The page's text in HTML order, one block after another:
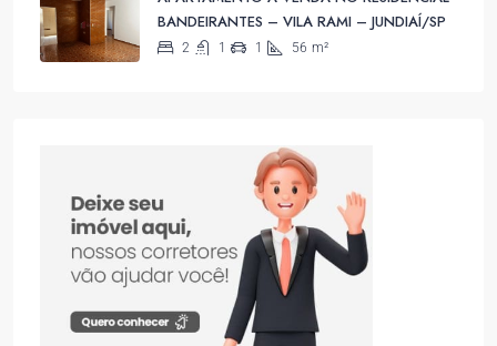
BANDEIRANTES – VILA RAMI – JUNDIAÍ/SP
2 1 1 56 m²